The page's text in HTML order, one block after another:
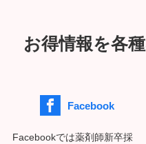
お得情報を各
Facebook
Facebookでは薬剤師新卒採